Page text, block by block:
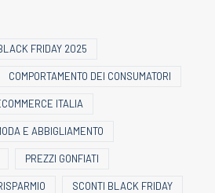
FRIDAY 2025
COMPORTAMENTO DEI CONSUMATORI
ITALIA
E ABBIGLIAMENTO
PREZZI GONFIATI
SCONTI BLACK FRIDAY